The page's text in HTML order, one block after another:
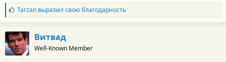
Б
л
а
г
о
д
а
Tarzanвыразил свою благодарность
Витвад
Well-Known Member